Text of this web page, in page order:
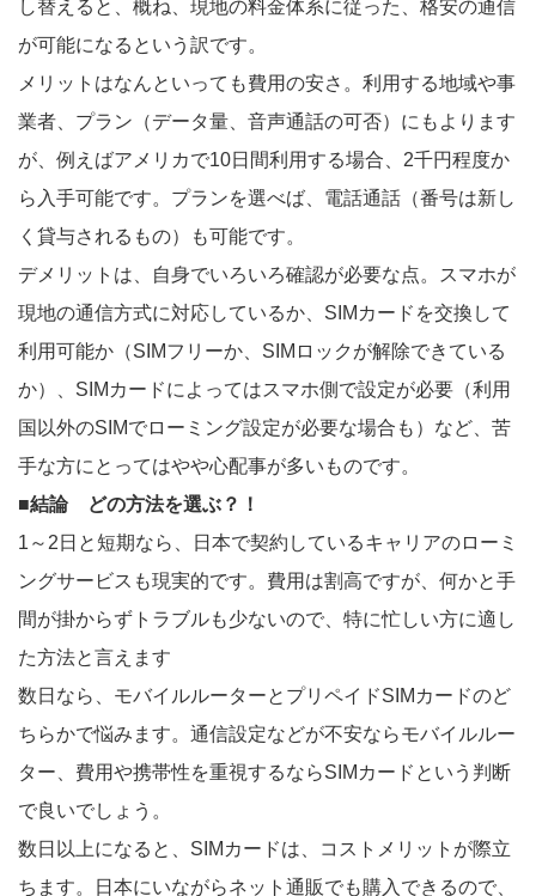
し替えると、概ね、現地の料金体系に従った、格安の通信
が可能になるという訳です。
メリットはなんといっても費用の安さ。利用する地域や事
業者、プラン（データ量、音声通話の可否）にもよります
が、例えばアメリカで10日間利用する場合、2千円程度か
ら入手可能です。プランを選べば、電話通話（番号は新し
く貸与されるもの）も可能です。
デメリットは、自身でいろいろ確認が必要な点。スマホが
現地の通信方式に対応しているか、SIMカードを交換して
利用可能か（SIMフリーか、SIMロックが解除できている
か）、SIMカードによってはスマホ側で設定が必要（利用
国以外のSIMでローミング設定が必要な場合も）など、苦
手な方にとってはやや心配事が多いものです。
■結論 どの方法を選ぶ？！
1～2日と短期なら、日本で契約しているキャリアのローミ
ングサービスも現実的です。費用は割高ですが、何かと手
間が掛からずトラブルも少ないので、特に忙しい方に適し
た方法と言えます
数日なら、モバイルルーターとプリペイドSIMカードのど
ちらかで悩みます。通信設定などが不安ならモバイルルー
ター、費用や携帯性を重視するならSIMカードという判断
で良いでしょう。
数日以上になると、SIMカードは、コストメリットが際立
ちます。日本にいながらネット通販でも購入できるので、